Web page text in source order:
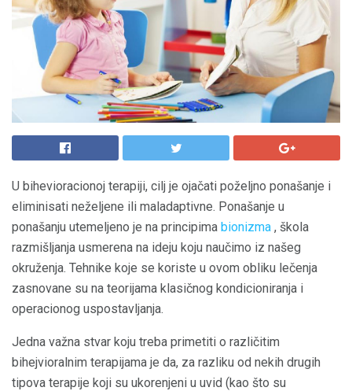
U bihevioracionoj terapiji, cilj je ojačati poželjno ponašanje i
eliminisati neželjene ili maladaptivne. Ponašanje u
ponašanju utemeljeno je na principima bionizma , škola
razmišljanja usmerena na ideju koju naučimo iz našeg
okruženja. Tehnike koje se koriste u ovom obliku lečenja
zasnovane su na teorijama klasičnog kondicioniranja i
operacionog uspostavljanja.
Jedna važna stvar koju treba primetiti o različitim
bihejvioralnim terapijama je da, za razliku od nekih drugih
tipova terapije koji su ukorenjeni u uvid (kao što su